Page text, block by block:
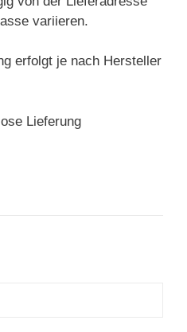
variieren.
erfolgt je nach Hersteller
Lieferung